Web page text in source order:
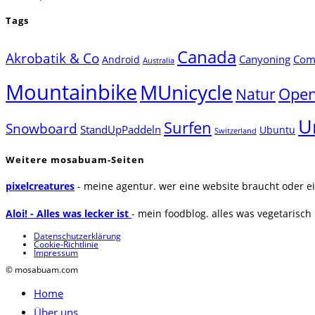
Tags
Akrobatik & Co Android Australia Canada Canyoning
MountainbikeMUnicycle Natur
Snowboard StandUpPaddeln Surfen Switzerland Ubuntu
Weitere mosabuam-Seiten
pixelcreatures - meine agentur. wer eine website braucht oder
Aloi! - Alles was lecker ist - mein foodblog. alles was
Datenschutzerklärung
Cookie-Richtlinie
Impressum
© mosabuam.com
Home
Über uns